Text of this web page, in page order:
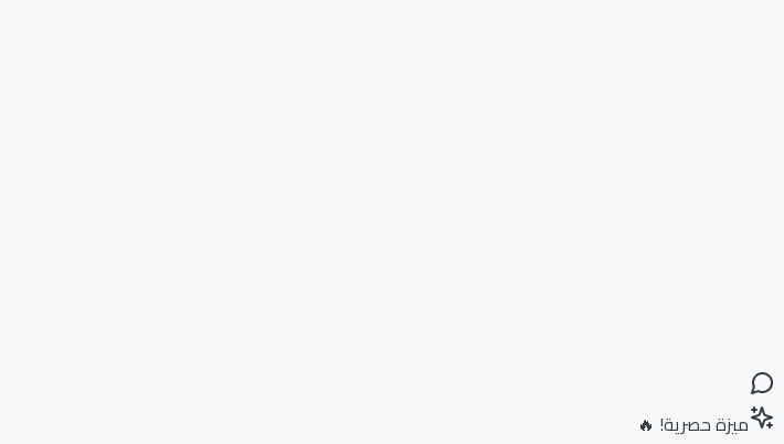
ميزة حصرية! 🔥